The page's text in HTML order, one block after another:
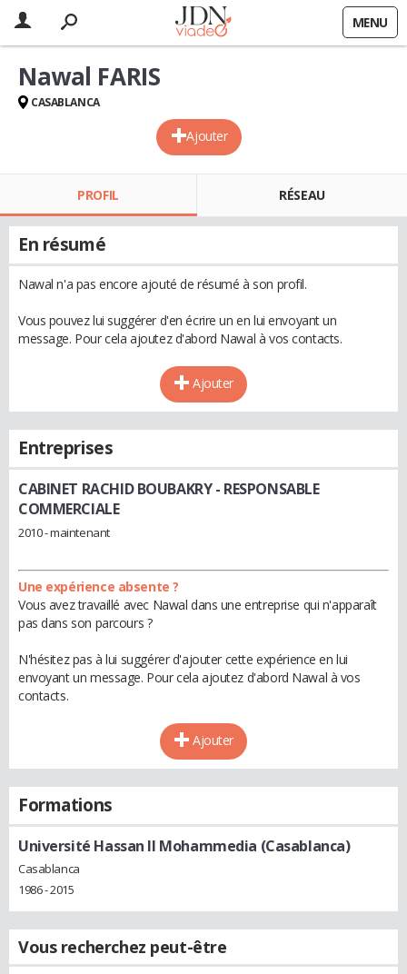
MENU
Ajouter
Nawal FARIS
CASABLANCA
PROFIL RÉSEAU
En résumé
Nawal n'a pas encore ajouté de résumé à son profil.
Vous pouvez lui suggérer d'en écrire un en lui envoyant un
message. Pour cela ajoutez d'abord Nawal à vos contacts.
Ajouter
Entreprises
CABINET RACHID BOUBAKRY- RESPONSABLE
COMMERCIALE
2010 - maintenant
Une expérience absente ?
Vous avez travaillé avec Nawal dans une entreprise qui n'apparaît
pas dans son parcours ?
N'hésitez pas à lui suggérer d'ajouter cette expérience en lui
envoyant un message. Pour cela ajoutez d'abord Nawal à vos
contacts.
Ajouter
Formations
Université Hassan II Mohammedia (Casablanca)
Casablanca
1986 - 2015
Vous recherchez peut-être